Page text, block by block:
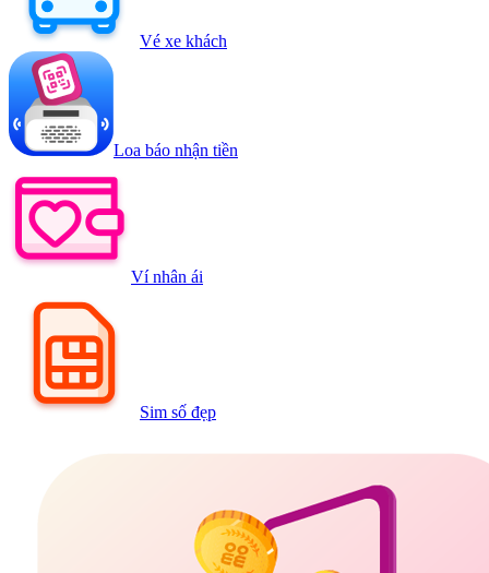
Vé xe khách
Loa báo nhận tiền
Ví nhân ái
Sim số đẹp